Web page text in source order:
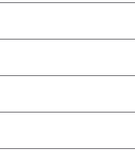
Košický kraj
Ljubljana
Ben Arous
місто Київ
Central Luzon